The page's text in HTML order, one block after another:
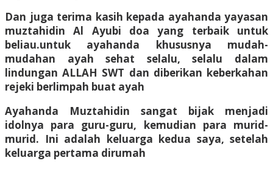
Dan juga terima kasih kepada ayahanda yayasan
muztahidin Al Ayubi doa yang terbaik untuk
beliau.untuk ayahanda khususnya mudah-
mudahan ayah sehat selalu, selalu dalam
lindungan ALLAH SWT dan diberikan keberkahan
rejeki berlimpah buat ayah
Ayahanda Muztahidin sangat bijak menjadi
idolnya para guru-guru, kemudian para murid-
murid. Ini adalah keluarga kedua saya, setelah
keluarga pertama dirumah